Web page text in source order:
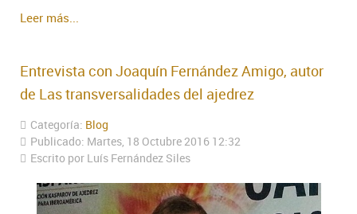
Leer más...
Entrevista con Joaquín Fernández Amigo, autor
de Las transversalidades del ajedrez
Categoría: Blog
Publicado: Martes, 18 Octubre 2016 12:32
Escrito por Luís Fernández Siles